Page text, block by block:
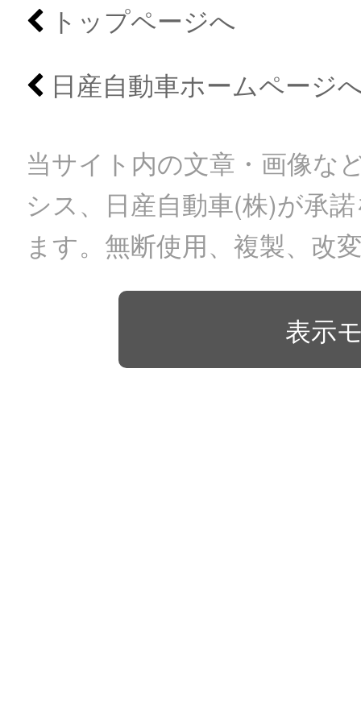
トップページへ
日産自動車ホームページ
当サイト内の文章・画像な
シス、日産自動車(株)が承
ます。無断使用、複製、改
表示